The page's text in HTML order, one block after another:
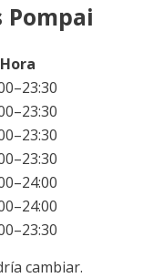
Pompai
Hora
cambiar.